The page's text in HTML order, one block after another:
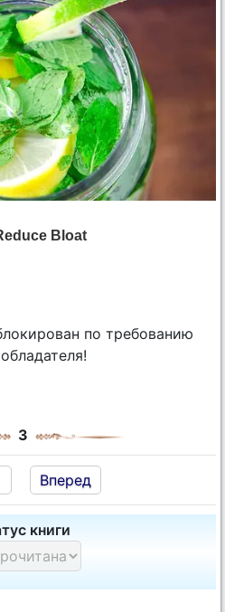
по требованию
3
Вперед
книги